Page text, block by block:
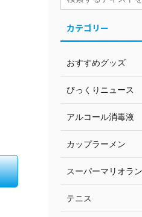
カテゴリー
おすすめグッズ
びっくりニュース
アルコール消毒液
カップラーメン
スーパーマリオラン
テニス